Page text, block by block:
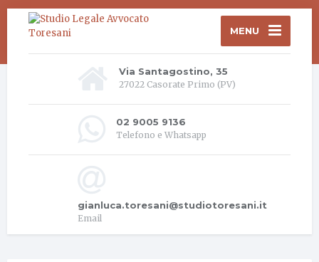
MENU
Via Santagostino, 35
27022 Casorate Primo (PV)
02 9005 9136
Telefono e Whatsapp
gianluca.toresani@studiotoresani.it
Email